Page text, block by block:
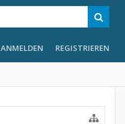
ANMELDEN REGISTRIEREN